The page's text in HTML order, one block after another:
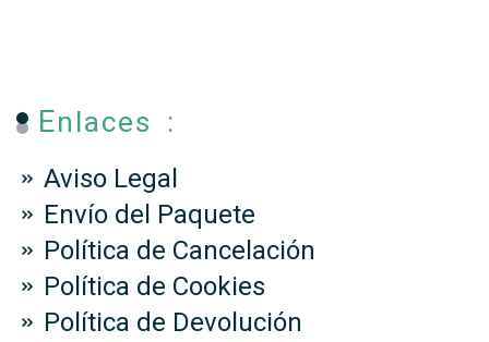
Enlaces :
Aviso Legal
Envío del Paquete
Política de Cancelación
Política de Cookies
Política de Devolución